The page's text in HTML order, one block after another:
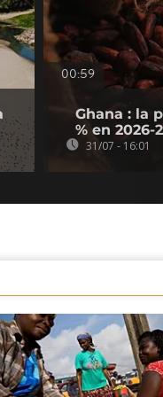
00:59
Ghana : la
% en 2026-
31/07 - 16:01